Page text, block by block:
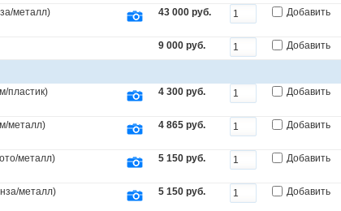
металл)
43 000 руб. Добавить
9 000 руб. Добавить
пластик)
4 300 руб. Добавить
металл)
4 865 руб. Добавить
металл)
5 150 руб. Добавить
металл)
5 150 руб. Добавить